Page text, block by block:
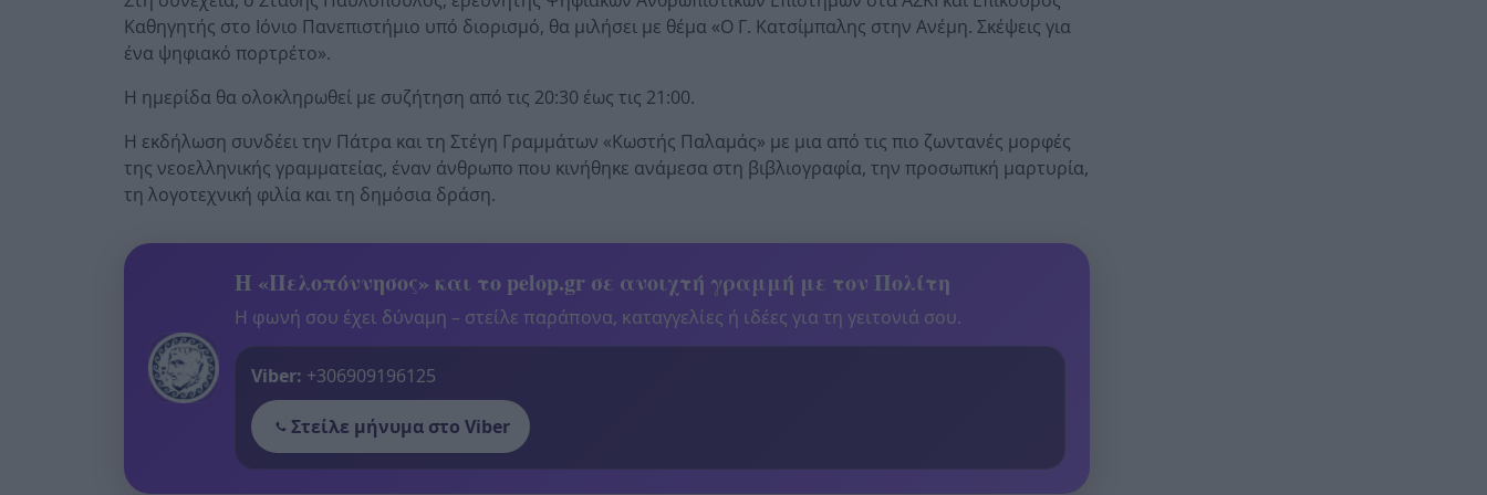
Καθηγητής στο Ιόνιο Πανεπιστήμιο υπό διορισμό, θα μιλήσει με θέμα «Ο Γ. Κατσίμπαλης στην Ανέμη. Σκέψεις για
ένα ψηφιακό πορτρέτο».
Η ημερίδα θα ολοκληρωθεί με συζήτηση από τις 20:30 έως τις 21:00.
Η εκδήλωση συνδέει την Πάτρα και τη Στέγη Γραμμάτων «Κωστής Παλαμάς» με μια από τις πιο ζωντανές μορφές
της νεοελληνικής γραμματείας, έναν άνθρωπο που κινήθηκε ανάμεσα στη βιβλιογραφία, την προσωπική μαρτυρία,
τη λογοτεχνική φιλία και τη δημόσια δράση.
Η «Πελοπόννησος» και το pelop.gr σε ανοιχτή γραμμή με τον Πολίτη
Η φωνή σου έχει δύναμη – στείλε παράπονα, καταγγελίες ή ιδέες για τη γειτονιά σου.
Viber: +306909196125
Στείλε μήνυμα στο Viber